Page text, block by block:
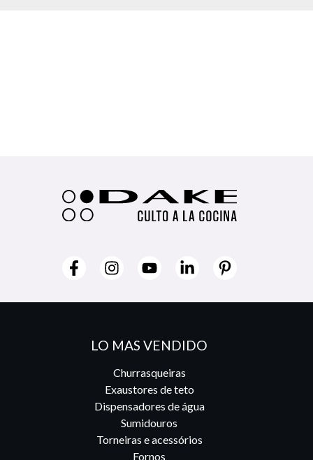
LO MAS VENDIDO
Churrasqueiras
Exaustores de teto
Dispensadores de água
Sumidouros
Torneiras e acessórios
Fornos